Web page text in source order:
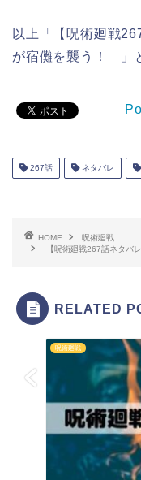
以上「【呪術廻戦
が宿儺を襲う！ 」
267話 ネタバレ
HOME
呪術廻戦
【呪術廻戦267話ネタバ
RELATED
呪術廻戦